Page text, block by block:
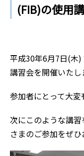
(FIB)の使用
平成30年6月7日(木
講習会を開催いたし
参加者にとって大変
次にこのような講
さまのご参加をぜひ